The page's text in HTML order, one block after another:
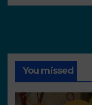
You missed